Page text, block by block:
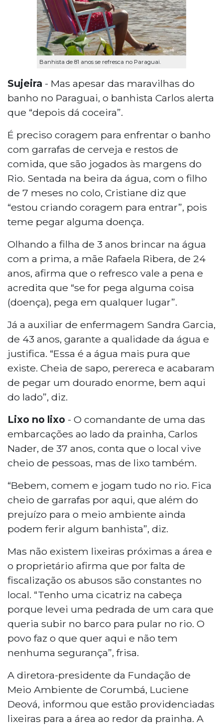
Banhista de 81 anos se refresca no Paraguai.
Sujeira - Mas apesar das maravilhas do
banho no Paraguai, o banhista Carlos alerta
que “depois dá coceira”.
É preciso coragem para enfrentar o banho
com garrafas de cerveja e restos de
comida, que são jogados às margens do
Rio. Sentada na beira da água, com o filho
de 7 meses no colo, Cristiane diz que
“estou criando coragem para entrar”, pois
teme pegar alguma doença.
Olhando a filha de 3 anos brincar na água
com a prima, a mãe Rafaela Ribera, de 24
anos, afirma que o refresco vale a pena e
acredita que “se for pega alguma coisa
(doença), pega em qualquer lugar”.
Já a auxiliar de enfermagem Sandra Garcia,
de 43 anos, garante a qualidade da água e
justifica. “Essa é a água mais pura que
existe. Cheia de sapo, perereca e acabaram
de pegar um dourado enorme, bem aqui
do lado”, diz.
Lixo no lixo - O comandante de uma das
embarcações ao lado da prainha, Carlos
Nader, de 37 anos, conta que o local vive
cheio de pessoas, mas de lixo também.
“Bebem, comem e jogam tudo no rio. Fica
cheio de garrafas por aqui, que além do
prejuízo para o meio ambiente ainda
podem ferir algum banhista”, diz.
Mas não existem lixeiras próximas a área e
o proprietário afirma que por falta de
fiscalização os abusos são constantes no
local. “Tenho uma cicatriz na cabeça
porque levei uma pedrada de um cara que
queria subir no barco para pular no rio. O
povo faz o que quer aqui e não tem
nenhuma segurança”, frisa.
A diretora-presidente da Fundação de
Meio Ambiente de Corumbá, Luciene
Deová, informou que estão providenciadas
lixeiras para a área ao redor da prainha. A